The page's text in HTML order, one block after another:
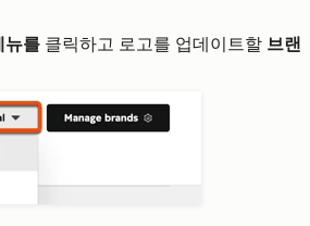
뉴를 클릭하고 로고를 업데이트할 브랜